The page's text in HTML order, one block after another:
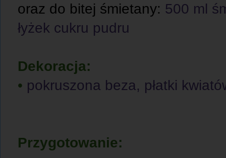
oraz do bitej śmietany: 500 ml
łyżek cukru pudru
Dekoracja:
• pokruszona beza, płatki
Przygotowanie: